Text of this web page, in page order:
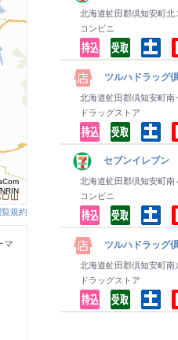
北海道虻田郡倶知安町北
コンビニ
ツルハドラッグ
北海道虻田郡倶知安町南
ドラッグストア
セブンイレブ
北海道虻田郡倶知安町南
コンビニ
ツルハドラッグ
北海道虻田郡倶知安町南
ドラッグストア
規約
マ